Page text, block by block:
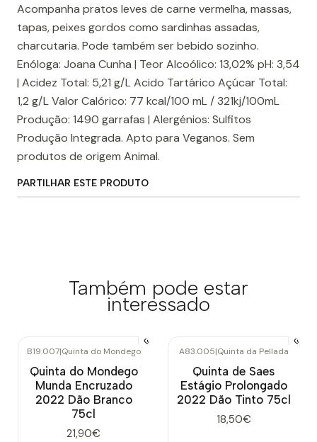
Acompanha pratos leves de carne vermelha, massas,
tapas, peixes gordos como sardinhas assadas,
charcutaria. Pode também ser bebido sozinho.
Enóloga: Joana Cunha | Teor Alcoólico: 13,02% pH: 3,54
| Acidez Total: 5,21 g/L Acido Tartárico Açúcar Total:
1,2 g/L Valor Calórico: 77 kcal/100 mL / 321kj/100mL
Produção: 1490 garrafas | Alergénios: Sulfitos
Produção Integrada. Apto para Veganos. Sem
produtos de origem Animal.
PARTILHAR ESTE PRODUTO
Também pode estar
interessado
B19.007|Quinta do Mondego
Quinta do Mondego
Munda Encruzado
2022 Dão Branco
75cl
21,90€
A83.005|Quinta da Pellada
Quinta de Saes
Estágio Prolongado
2022 Dão Tinto 75cl
18,50€